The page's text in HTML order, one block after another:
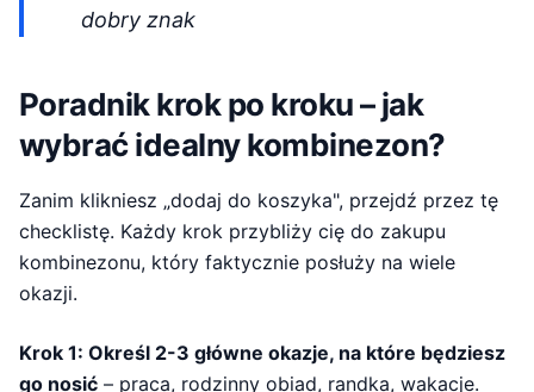
dobry znak
Poradnik krok po kroku – jak
wybrać idealny kombinezon?
Zanim klikniesz „dodaj do koszyka", przejdź przez tę
checklistę. Każdy krok przybliży cię do zakupu
kombinezonu, który faktycznie posłuży na wiele
okazji.
Krok 1: Określ 2-3 główne okazje, na które będziesz
go nosić – praca, rodzinny obiad, randka, wakacje.